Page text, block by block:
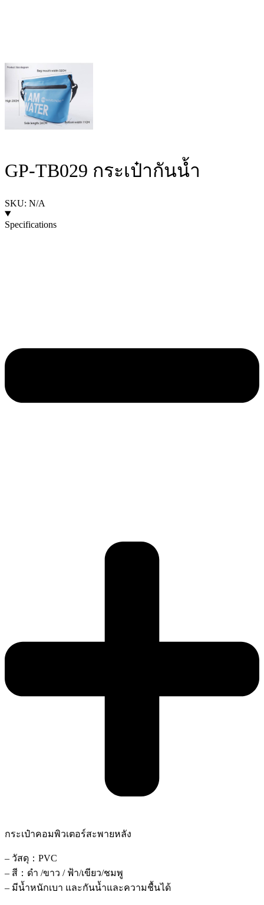
GP-TB029 กระเป๋ากันน้ำ
SKU: N/A
Specifications
กระเป๋าคอมพิวเตอร์สะพายหลัง
– วัสดุ：PVC
– สี：ดำ /ขาว / ฟ้า/เขียว/ชมพู
– มีน้ำหนักเบา และกันน้ำและความชื้นได้